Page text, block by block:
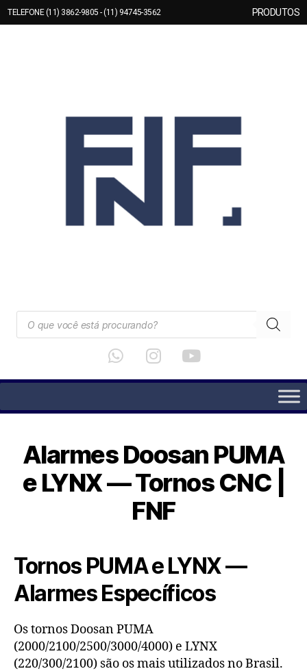
TELEFONE (11) 3862-9805 - (11) 94745-3562 PRODUTOS
Alarmes Doosan PUMA
e LYNX — Tornos CNC |
FNF
Tornos PUMA e LYNX —
Alarmes Específicos
Os tornos Doosan PUMA
(2000/2100/2500/3000/4000) e LYNX
(220/300/2100) são os mais utilizados no Brasil.